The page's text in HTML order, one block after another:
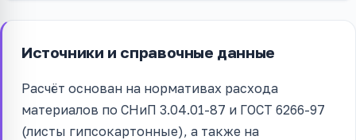
Источники и справочные данные
Расчёт основан на нормативах расхода
материалов по СНиП 3.04.01-87 и ГОСТ 6266-97
(листы гипсокартонные), а также на